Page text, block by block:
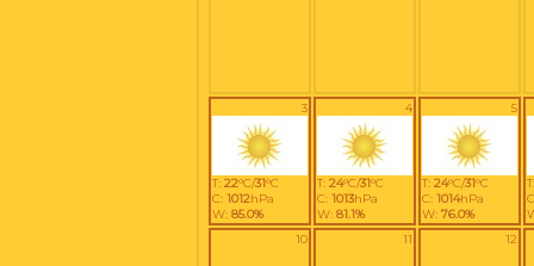
3
T: 22°C/31°C
C: 1012hPa
W: 85.0%
4
T: 24°C/31°C
C: 1013hPa
W: 81.1%
5
T: 24°C/31°C
C: 1014hPa
W: 76.0%
10
11 12